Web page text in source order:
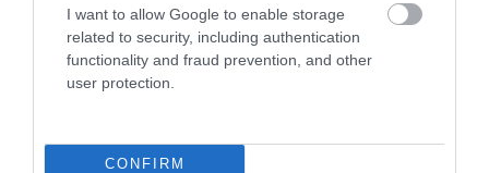
I want to allow Google to enable storage
related to security, including authentication
functionality and fraud prevention, and other
user protection.
CONFIRM
KÖRNYÉKÉN: TERMÉSZET,
SZŐLŐ ÉS KOMLÓ
TALÁLKOZÁSA
FELETT: MI EZ A LÁTHATATLAN
FEDŐ, ÉS MI TÖRTÉNIK
ALATTA A TERMÉSZETTEL?